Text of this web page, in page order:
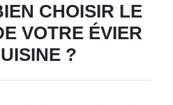
CHOISIR LE
VOTRE ÉVIER
?